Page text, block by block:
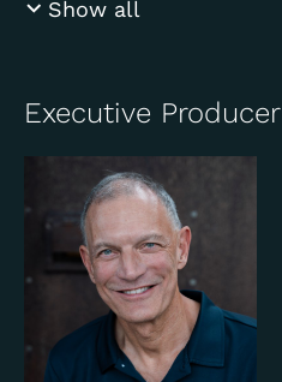
Show all
Executive Producer